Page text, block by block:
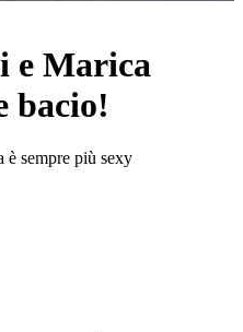
e Marica
bacio!
è sempre più sexy